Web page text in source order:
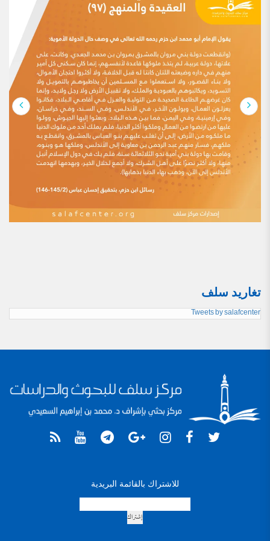
تغاريد سلف
Tweets by salafcenter
للاشتراك بالقائمة البريدية